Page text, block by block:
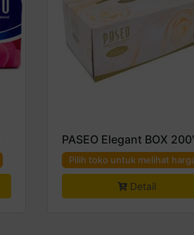
PASEO Elegant BOX
Pilih toko untuk melihat
Detail